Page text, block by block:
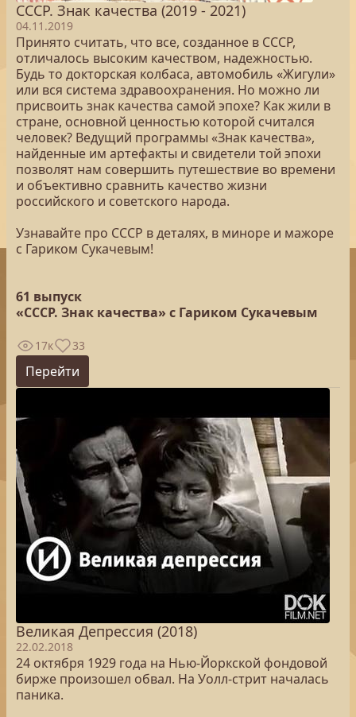
СССР. Знак качества (2019 - 2021)
04.11.2019
Принято считать, что все, созданное в СССР,
отличалось высоким качеством, надежностью.
Будь то докторская колбаса, автомобиль «Жигули»
или вся система здравоохранения. Но можно ли
присвоить знак качества самой эпохе? Как жили в
стране, основной ценностью которой считался
человек? Ведущий программы «Знак качества»,
найденные им артефакты и свидетели той эпохи
позволят нам совершить путешествие во времени
и объективно сравнить качество жизни
российского и советского народа.
Узнавайте про СССР в деталях, в миноре и мажоре
с Гариком Сукачевым!
61 выпуск
«СССР. Знак качества» с Гариком Сукачевым
17к 33
Перейти
Великая Депрессия (2018)
22.02.2018
24 октября 1929 года на Нью-Йоркской фондовой
бирже произошел обвал. На Уолл-стрит началась
паника.